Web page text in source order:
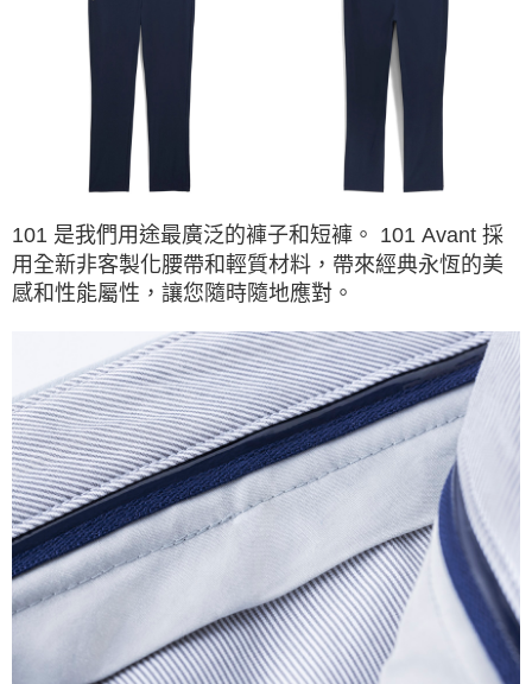
101 是我們用途最廣泛的褲子和短褲。 101 Avant 採
用全新非客製化腰帶和輕質材料，帶來經典永恆的美
感和性能屬性，讓您隨時隨地應對。